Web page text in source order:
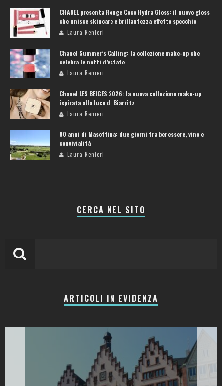
CHANEL presenta Rouge Coco Hydra Gloss: il nuovo gloss
che unisce skincare e brillantezza effetto specchio
Laura Renieri
Chanel Summer’s Calling: la collezione make-up che
celebra le notti d’estate
Laura Renieri
Chanel LES BEIGES 2026: la nuova collezione make-up
ispirata alla luce di Biarritz
Laura Renieri
80 anni di Masottina: due giorni tra benessere, vino e
convivialità
Laura Renieri
CERCA NEL SITO
ARTICOLI IN EVIDENZA